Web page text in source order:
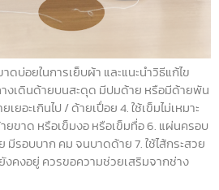
อยในการเย็บผ้า และแนะนำวิธีแก้ไข
งเดินด้ายบนสะดุด มีปมด้าย หรือมีด้ายพัน
อะเกินไป / ด้ายเปื่อย 4. ใช้เข็มไม่เหมาะ
ขาด หรือเข็มงอ หรือเข็มทื่อ 6. แผ่นครอบ
รอบบาก คม จนบาดด้าย 7. ใช้ไส้กระสวย
คงอยู่ ควรขอความช่วยเสริมจากช่าง